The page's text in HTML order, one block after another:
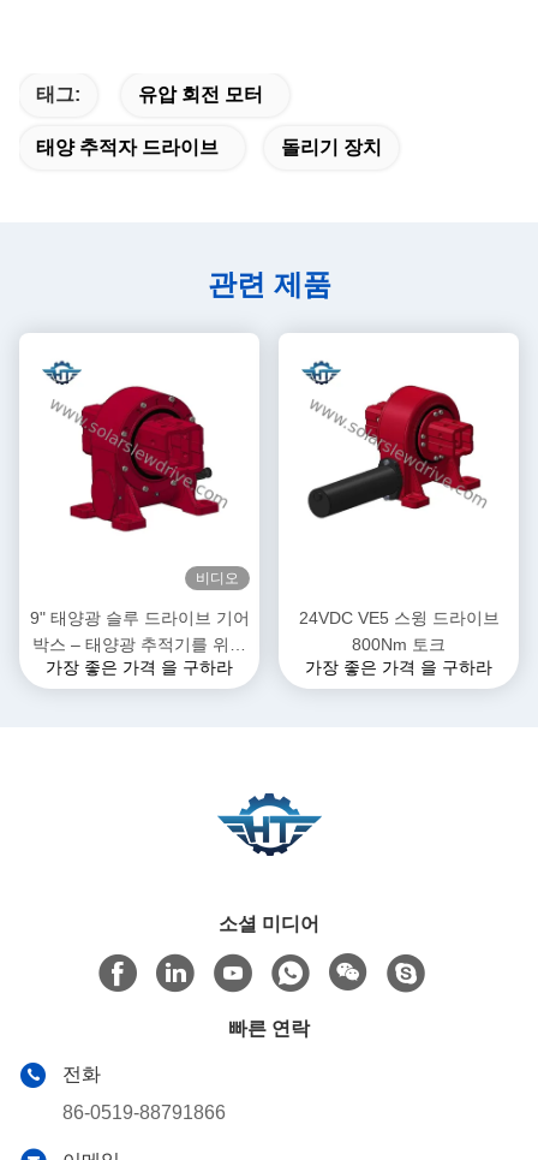
태그: 유압 회전 모터
태양 추적자 드라이브 돌리기 장치
관련 제품
비디오
9" 태양광 슬루 드라이브 기어
박스 – 태양광 추적기를 위한
높은 유지 토크
가장 좋은 가격 을 구하라
24VDC VE5 스윙 드라이브
800Nm 토크
가장 좋은 가격 을 구하라
소셜 미디어
빠른 연락
전화
86-0519-88791866